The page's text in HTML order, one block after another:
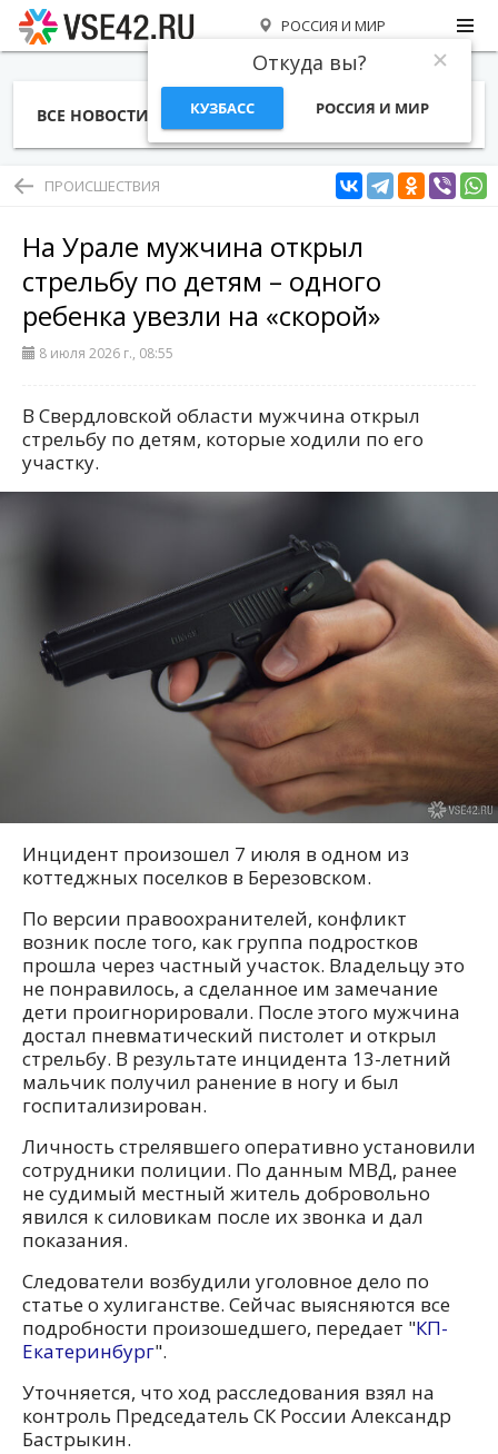
РОССИЯ И МИР
Откуда вы?
КУЗБАСС РОССИЯ И МИР
ВСЕ НОВОСТИ СТАТЬИ ТЕМЫ ФОТО
ПРОИСШЕСТВИЯ
На Урале мужчина открыл
стрельбу по детям – одного
ребенка увезли на «скорой»
8 июля 2026 г., 08:55
В Свердловской области мужчина открыл
стрельбу по детям, которые ходили по его
участку.
Инцидент произошел 7 июля в одном из
коттеджных поселков в Березовском.
По версии правоохранителей, конфликт
возник после того, как группа подростков
прошла через частный участок. Владельцу это
не понравилось, а сделанное им замечание
дети проигнорировали. После этого мужчина
достал пневматический пистолет и открыл
стрельбу. В результате инцидента 13-летний
мальчик получил ранение в ногу и был
госпитализирован.
Личность стрелявшего оперативно установили
сотрудники полиции. По данным МВД, ранее
не судимый местный житель добровольно
явился к силовикам после их звонка и дал
показания.
Следователи возбудили уголовное дело по
статье о хулиганстве. Сейчас выясняются все
подробности произошедшего, передает "КП-
Екатеринбург".
Уточняется, что ход расследования взял на
контроль Председатель СК России Александр
Бастрыкин.